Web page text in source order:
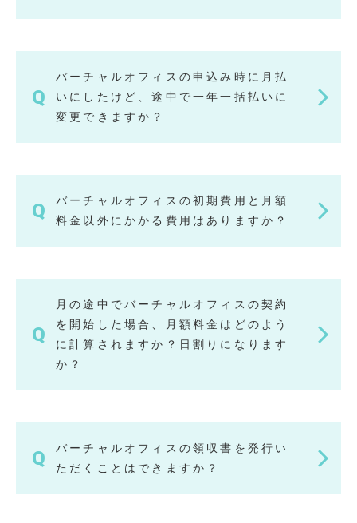
バーチャルオフィスの申込み時に月払
いにしたけど、途中で一年一括払いに
変更できますか？
バーチャルオフィスの初期費用と月額
料金以外にかかる費用はありますか？
月の途中でバーチャルオフィスの契約
を開始した場合、月額料金はどのよう
に計算されますか？日割りになります
か？
バーチャルオフィスの領収書を発行い
ただくことはできますか？